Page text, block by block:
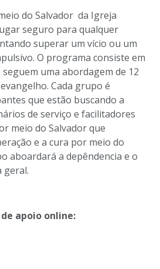
do Salvador da Igreja
seguro para qualquer
superar um vício ou um
O programa consiste em
uma abordagem de 12
Cada grupo é
que estão buscando a
de serviço e facilitadores
meio do Salvador que
e a cura por meio do
aboardará a depêndencia e o
geral.
apoio online: